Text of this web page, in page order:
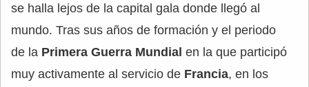
se halla lejos de la capital gala donde llegó al
mundo. Tras sus años de formación y el periodo
de la Primera Guerra Mundial en la que participó
muy activamente al servicio de Francia, en los